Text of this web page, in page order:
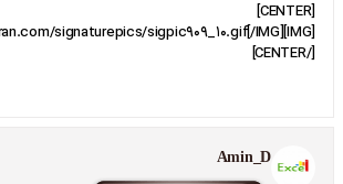
[CENTER]
[IMG]http://forum.exceliran.com/signaturepics/sigpic909_10.gif[/IMG]
[/CENTER]
Amin_D